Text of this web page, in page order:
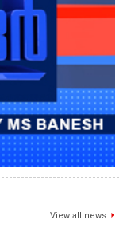
View all news